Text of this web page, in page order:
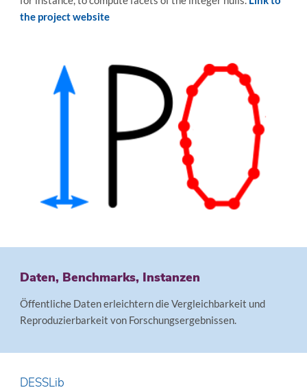
the project website
Daten, Benchmarks, Instanzen
Öffentliche Daten erleichtern die Vergleichbarkeit und
Reproduzierbarkeit von Forschungsergebnissen.
DESSLib